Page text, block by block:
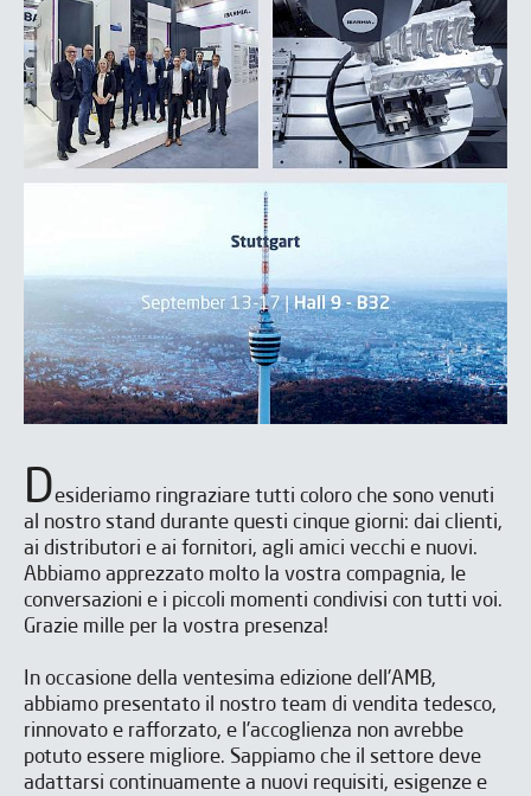
Desideriamo ringraziare tutti coloro che sono venuti
al nostro stand durante questi cinque giorni: dai clienti,
ai distributori e ai fornitori, agli amici vecchi e nuovi.
Abbiamo apprezzato molto la vostra compagnia, le
conversazioni e i piccoli momenti condivisi con tutti voi.
Grazie mille per la vostra presenza!
In occasione della ventesima edizione dell'AMB,
abbiamo presentato il nostro team di vendita tedesco,
rinnovato e rafforzato, e l'accoglienza non avrebbe
potuto essere migliore. Sappiamo che il settore deve
adattarsi continuamente a nuovi requisiti, esigenze e